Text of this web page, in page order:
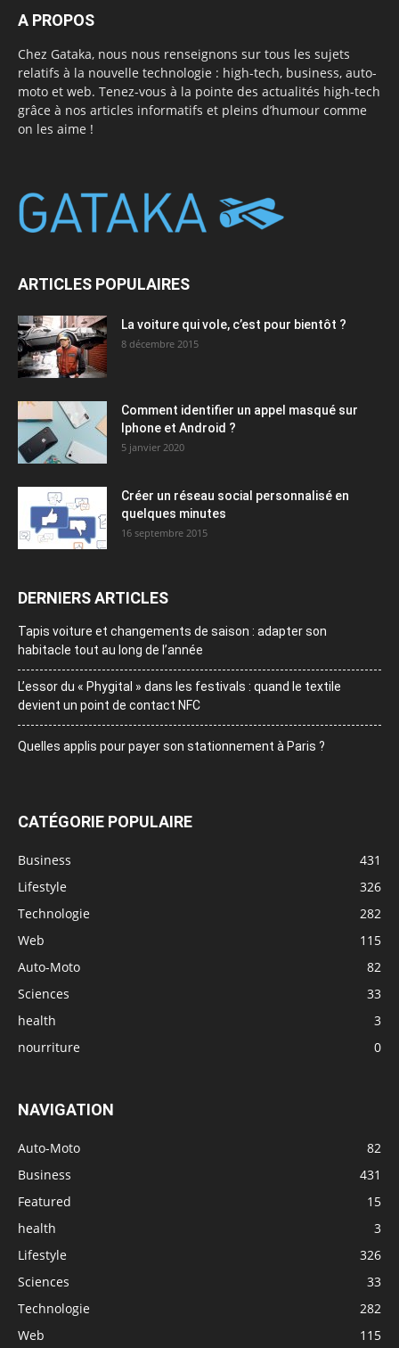
A PROPOS
Chez Gataka, nous nous renseignons sur tous les sujets
relatifs à la nouvelle technologie : high-tech, business, auto-
moto et web. Tenez-vous à la pointe des actualités high-tech
grâce à nos articles informatifs et pleins d’humour comme
on les aime !
ARTICLES POPULAIRES
La voiture qui vole, c’est pour bientôt ?
8 décembre 2015
Comment identifier un appel masqué sur
Iphone et Android ?
5 janvier 2020
Créer un réseau social personnalisé en
quelques minutes
16 septembre 2015
DERNIERS ARTICLES
Tapis voiture et changements de saison : adapter son
habitacle tout au long de l’année
L’essor du « Phygital » dans les festivals : quand le textile
devient un point de contact NFC
Quelles applis pour payer son stationnement à Paris ?
CATÉGORIE POPULAIRE
Business
431
Lifestyle
326
Technologie
282
Web
115
Auto-Moto
82
Sciences
33
health
3
nourriture
0
NAVIGATION
Auto-Moto
82
Business
431
Featured
15
health
3
Lifestyle
326
Sciences
33
Technologie
282
Web
115